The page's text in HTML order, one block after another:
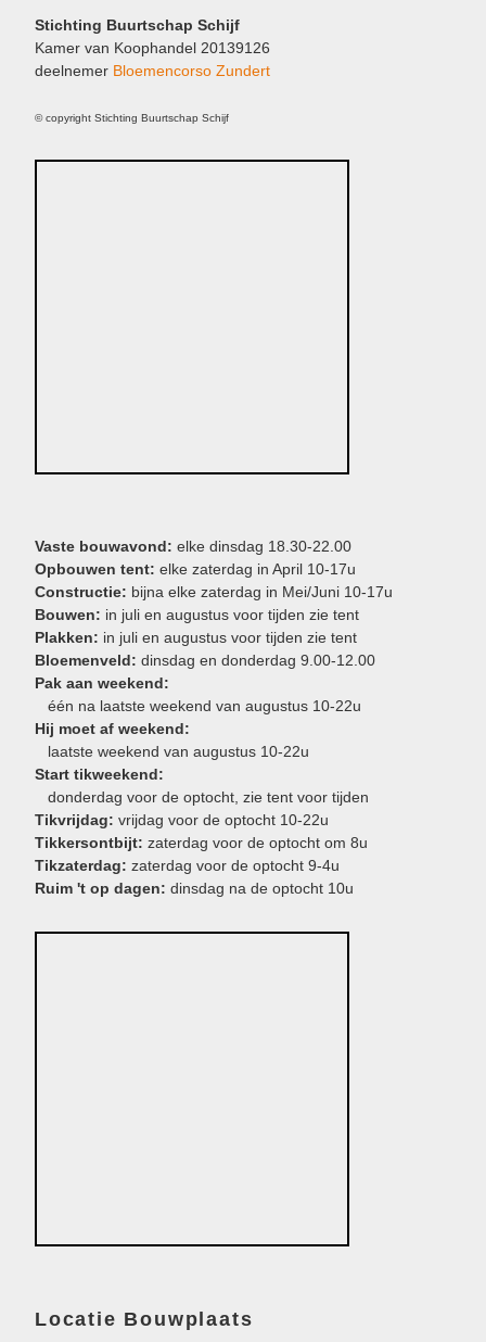
Stichting Buurtschap Schijf
Kamer van Koophandel 20139126
deelnemer Bloemencorso Zundert
© copyright Stichting Buurtschap Schijf
Vaste bouwavond: elke dinsdag 18.30-22.00
Opbouwen tent: elke zaterdag in April 10-17u
Constructie: bijna elke zaterdag in Mei/Juni 10-17u
Bouwen: in juli en augustus voor tijden zie tent
Plakken: in juli en augustus voor tijden zie tent
Bloemenveld: dinsdag en donderdag 9.00-12.00
Pak aan weekend:
één na laatste weekend van augustus 10-22u
Hij moet af weekend:
laatste weekend van augustus 10-22u
Start tikweekend:
donderdag voor de optocht, zie tent voor tijden
Tikvrijdag: vrijdag voor de optocht 10-22u
Tikkersontbijt: zaterdag voor de optocht om 8u
Tikzaterdag: zaterdag voor de optocht 9-4u
Ruim 't op dagen: dinsdag na de optocht 10u
Locatie Bouwplaats